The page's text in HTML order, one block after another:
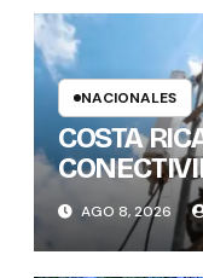
NACIONALES
COSTA
BRECHAS
RURALES
AGO 8, 2026